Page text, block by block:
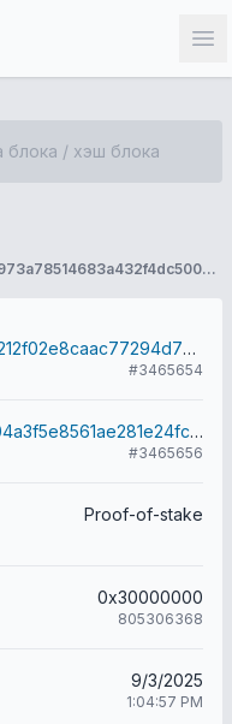
f1d93a3c88e59c2da33dcf3c6ea272d25973a78514683a432f4dc500a7ab021b
e69212f02e8caac77294d79e0bd3763bf091b42ac75ca23832d5a799f855e35c
#3465654
7f604a3f5e8561ae281e24fcad6d98d646f116e6da2092efccb59928ebafcead
#3465656
Proof-of-stake
0x30000000
805306368
9/3/2025
1:04:57 PM